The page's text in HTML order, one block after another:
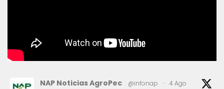
NAP Noticias AgroPec @infonap · 4 Ago